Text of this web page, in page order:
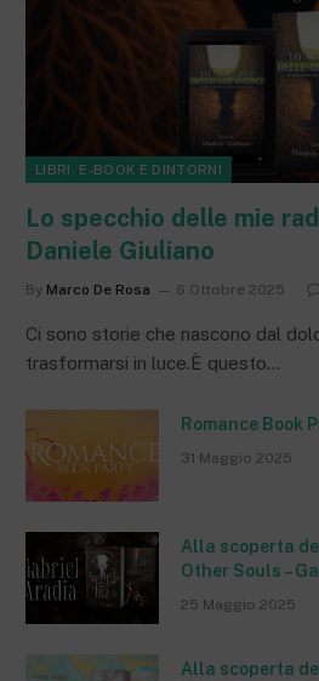
LIBRI, E-BOOK E DINTORNI
Lo specchio delle mie
Daniele Giuliano
By Marco De Rosa 6 Ottobre 2025
Ci sono storie che nascono dal
trasformarsi in luce.È questo…
Romance Book
31 Maggio 2025
Alla scoperta
Other Souls –
25 Maggio 2025
Alla scoperta